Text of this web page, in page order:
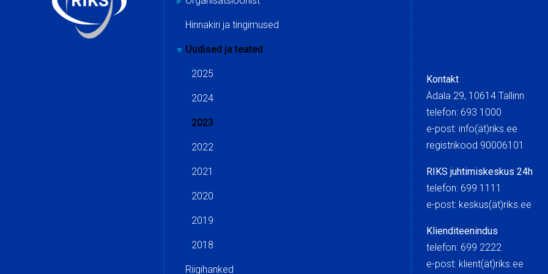
Hinnakiri ja tingimused
Uudised ja teated
2025
2024
2023
2022
2021
2020
2019
2018
Riigihanked
Kontakt
Ädala 29, 10614 Tallinn
telefon: 693 1000
e-post: info(ät)riks.ee
registrikood 90006101
RIKS juhtimiskeskus 24h
telefon: 699 1111
e-post:
Klienditeenindus
telefon: 699 2222
e-post: klient(ät)riks.ee